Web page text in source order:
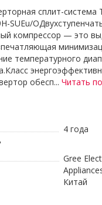
сплит-система
SUEu/
компрессор — это
температурного
обесп... Читать
4 года
Gree
Китай